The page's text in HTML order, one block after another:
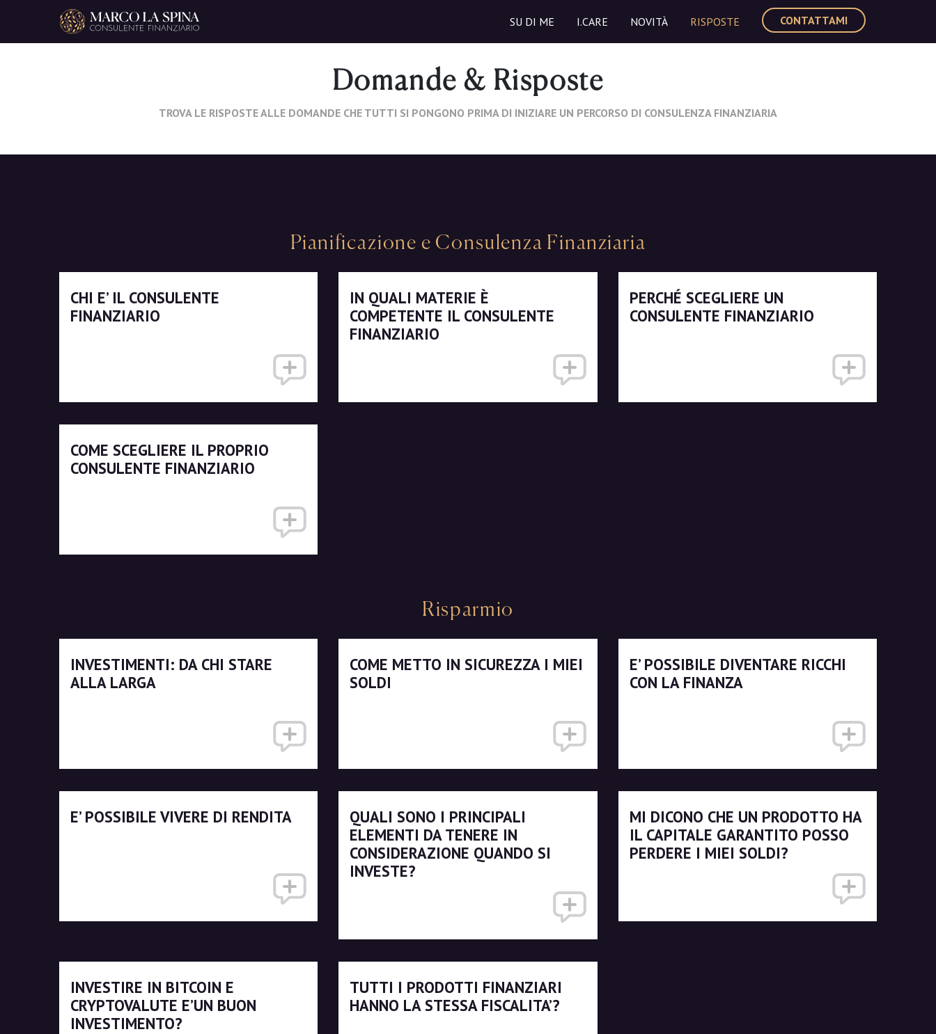
Navigazione principale
SU DI ME I.CARE NOVITÀ RISPOSTE CONTATTAMI
Domande & Risposte
TROVA LE RISPOSTE ALLE DOMANDE CHE TUTTI SI PONGONO PRIMA DI INIZIARE UN PERCORSO DI CONSULENZA FINANZIARIA
Pianificazione e Consulenza Finanziaria
CHI E’ IL CONSULENTE
FINANZIARIO
IN QUALI MATERIE È
COMPETENTE IL CONSULENTE
FINANZIARIO
PERCHÉ SCEGLIERE UN
CONSULENTE FINANZIARIO
COME SCEGLIERE IL PROPRIO
CONSULENTE FINANZIARIO
Risparmio
INVESTIMENTI: DA CHI STARE
ALLA LARGA
COME METTO IN SICUREZZA I MIEI
SOLDI
E’ POSSIBILE DIVENTARE RICCHI
CON LA FINANZA
E’ POSSIBILE VIVERE DI RENDITA
QUALI SONO I PRINCIPALI
ELEMENTI DA TENERE IN
CONSIDERAZIONE QUANDO SI
INVESTE?
MI DICONO CHE UN PRODOTTO HA
IL CAPITALE GARANTITO POSSO
PERDERE I MIEI SOLDI?
INVESTIRE IN BITCOIN E
CRYPTOVALUTE E’UN BUON
INVESTIMENTO?
TUTTI I PRODOTTI FINANZIARI
HANNO LA STESSA FISCALITA’?